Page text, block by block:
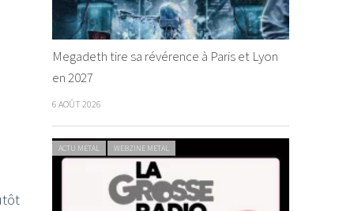
Megadeth tire sa révérence à Paris et Lyon
en 2027
6 AOÛT 2026
ACTU METAL WEBZINE METAL